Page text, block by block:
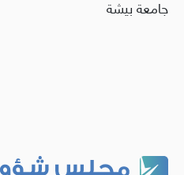
جامعة بيشة